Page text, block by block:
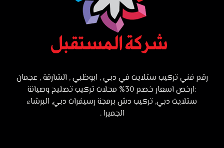
رقم فني تركيب ستلايت في دبي , ابوظبي , الشارقة , عجمان
:ارخص اسعار خصم 30% محلات تركيب تصليح وصيانة
ستلايت دبي, تركيب دش برمجة رسيفرات دبي, البرشاء
الجميرا .